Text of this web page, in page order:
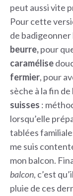
peut aussi vite
Pour cette
de badigeonner
beurre,pour
caramélise
fermier, pour
sèche à la fin
suisses :
lorsqu’elle
tablées
me suis
mon balcon.
balcon, c’est
pluie de ces